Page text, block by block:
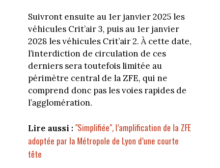
Suivront ensuite au 1er janvier 2025 les
véhicules Crit’air 3, puis au 1er janvier
2028 les véhicules Crit’air 2. À cette date,
l’interdiction de circulation de ces
derniers sera toutefois limitée au
périmètre central de la ZFE, qui ne
comprend donc pas les voies rapides de
l’agglomération.
Lire aussi : "Simplifiée", l’amplification de la ZFE
adoptée par la Métropole de Lyon d’une courte
tête